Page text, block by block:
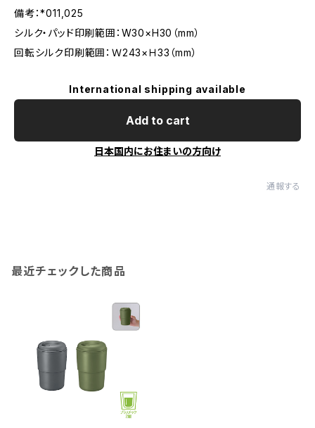
備考：*011,025
シルク・パッド印刷範囲：W30×H30（mm）
回転シルク印刷範囲：Ｗ243×Ｈ33（mm）
International shipping available
Add to cart
日本国内にお住まいの方向け
通報する
最近チェックした商品